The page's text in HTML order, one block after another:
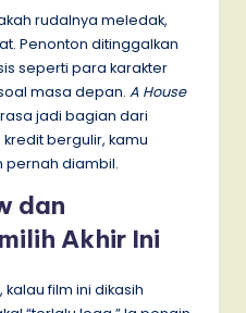
rudalnya meledak,
Penonton ditinggalkan
seperti para karakter
masa depan. A House
jadi bagian dari
bergulir, kamu
pernah diambil.
dan
Akhir Ini
film ini dikasih